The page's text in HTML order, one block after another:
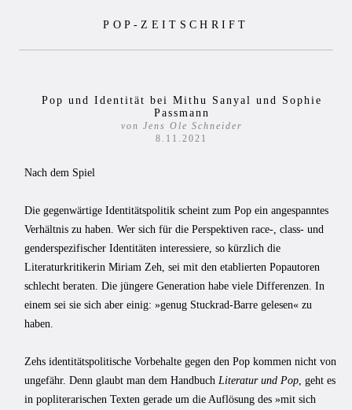
POP-ZEITSCHRIFT
Pop und Identität bei Mithu Sanyal und Sophie
Passmann
von Jens Ole Schneider
8.11.2021
Nach dem Spiel
Die gegenwärtige Identitätspolitik scheint zum Pop ein angespanntes
Verhältnis zu haben. Wer sich für die Perspektiven race-, class- und
genderspezifischer Identitäten interessiere, so kürzlich die
Literaturkritikerin Miriam Zeh, sei mit den etablierten Popautoren
schlecht beraten. Die jüngere Generation habe viele Differenzen. In
einem sei sie sich aber einig: »genug Stuckrad-Barre gelesen« zu
haben.
Zehs identitätspolitische Vorbehalte gegen den Pop kommen nicht von
ungefähr. Denn glaubt man dem Handbuch Literatur und Pop , geht es
in popliterarischen Texten gerade um die Auflösung des »mit sich